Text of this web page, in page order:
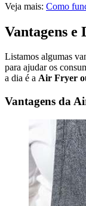
Veja mais: Como
Vantagens e
Listamos algumas
para ajudar os
a dia é a Air Fryer
Vantagens da